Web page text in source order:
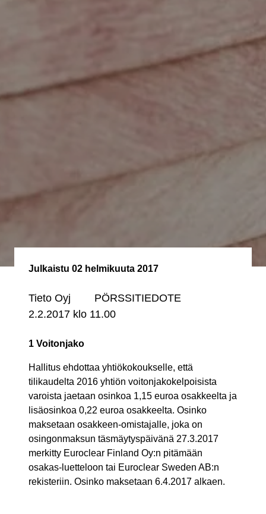
Julkaistu 02 helmikuuta 2017
Tieto Oyj PÖRSSITIEDOTE
2.2.2017 klo 11.00
1 Voitonjako
Hallitus ehdottaa yhtiökokoukselle, että
tilikaudelta 2016 yhtiön voitonjakokelpoisista
varoista jaetaan osinkoa 1,15 euroa osakkeelta ja
lisäosinkoa 0,22 euroa osakkeelta. Osinko
maksetaan osakkeen-omistajalle, joka on
osingonmaksun täsmäytyspäivänä 27.3.2017
merkitty Euroclear Finland Oy:n pitämään
osakas-luetteloon tai Euroclear Sweden AB:n
rekisteriin. Osinko maksetaan 6.4.2017 alkaen.